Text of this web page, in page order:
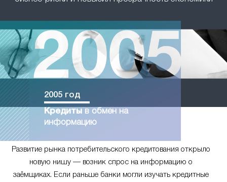
2005 год
Кредиты в обмен на
информацию
Развитие рынка потребительского кредитования открыло
новую нишу — возник спрос на информацию о
заёмщиках. Если раньше банки могли изучать кредитные